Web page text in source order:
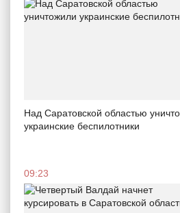
Над Саратовской областью
украинские беспилотники
09:23